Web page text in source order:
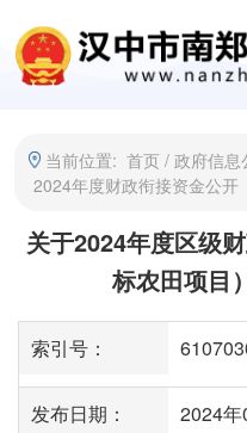
当前位置: 首页 / 政府信息
2024年度财政衔接资金公开
关于2024年度区级
标农田项目
索引号：
发布日期： 2024